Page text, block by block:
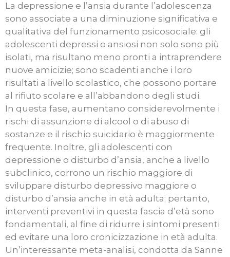
La depressione e l’ansia durante l’adolescenza
sono associate a una diminuzione significativa e
qualitativa del funzionamento psicosociale: gli
adolescenti depressi o ansiosi non solo sono più
isolati, ma risultano meno pronti a intraprendere
nuove amicizie; sono scadenti anche i loro
risultati a livello scolastico, che possono portare
al rifiuto scolare e all’abbandono degli studi.
In questa fase, aumentano considerevolmente i
rischi di assunzione di alcool o di abuso di
sostanze e il rischio suicidario è maggiormente
frequente. Inoltre, gli adolescenti con
depressione o disturbo d’ansia, anche a livello
subclinico, corrono un rischio maggiore di
sviluppare disturbo depressivo maggiore o
disturbo d’ansia anche in età adulta; pertanto,
interventi preventivi in questa fascia d’età sono
fondamentali, al fine di ridurre i sintomi presenti
ed evitare una loro cronicizzazione in età adulta.
Un’interessante meta-analisi, condotta da Sanne